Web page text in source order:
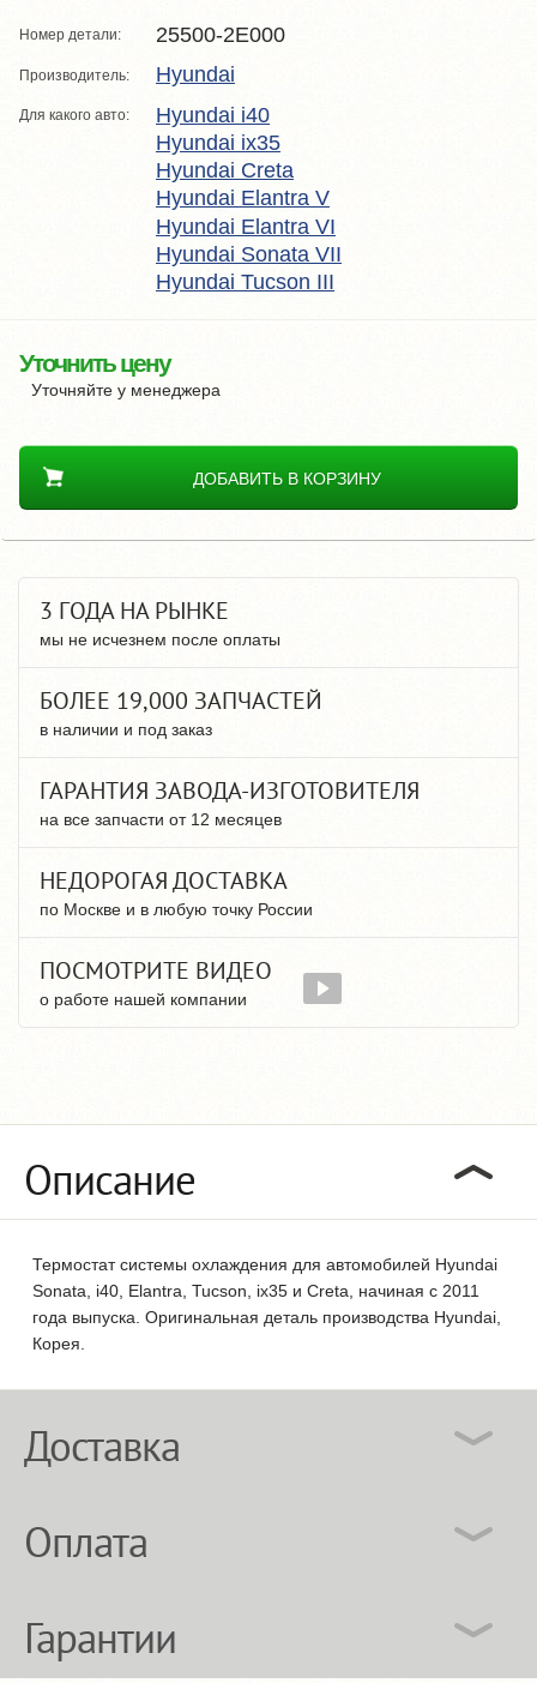
Номер детали: 25500-2E000
Производитель: Hyundai
Для какого авто:
Hyundai i40
Hyundai ix35
Hyundai Creta
Hyundai Elantra V
Hyundai Elantra VI
Hyundai Sonata VII
Hyundai Tucson III
Уточнить цену
Уточняйте у менеджера
ДОБАВИТЬ В КОРЗИНУ
3 ГОДА НА РЫНКЕ
мы не исчезнем после оплаты
БОЛЕЕ 19,000 ЗАПЧАСТЕЙ
в наличии и под заказ
ГАРАНТИЯ ЗАВОДА-ИЗГОТОВИТЕЛЯ
на все запчасти от 12 месяцев
НЕДОРОГАЯ ДОСТАВКА
по Москве и в любую точку России
ПОСМОТРИТЕ ВИДЕО
о работе нашей компании
Описание
Термостат системы охлаждения для автомобилей Hyundai
Sonata, i40, Elantra, Tucson, ix35 и Creta, начиная с 2011
года выпуска. Оригинальная деталь производства Hyundai,
Корея.
Доставка
Оплата
Гарантии